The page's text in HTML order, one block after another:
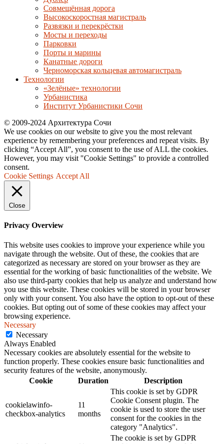
Совмещённая дорога
Высокоскоростная магистраль
Развязки и перекрёстки
Мосты и переходы
Парковки
Порты и марины
Канатные дороги
Черноморская кольцевая автомагистраль
Технологии
«Зелёные» технологии
Урбанистика
Институт Урбанистики Сочи
© 2009-2024 Архитектура Сочи
We use cookies on our website to give you the most relevant
experience by remembering your preferences and repeat visits. By
clicking “Accept All”, you consent to the use of ALL the cookies.
However, you may visit "Cookie Settings" to provide a controlled
consent.
Cookie Settings Accept All
Close
Privacy Overview
This website uses cookies to improve your experience while you
navigate through the website. Out of these, the cookies that are
categorized as necessary are stored on your browser as they are
essential for the working of basic functionalities of the website. We
also use third-party cookies that help us analyze and understand how
you use this website. These cookies will be stored in your browser
only with your consent. You also have the option to opt-out of these
cookies. But opting out of some of these cookies may affect your
browsing experience.
Necessary
Necessary
Always Enabled
Necessary cookies are absolutely essential for the website to
function properly. These cookies ensure basic functionalities and
security features of the website, anonymously.
Cookie
Duration Description
cookielawinfo-
checkbox-analytics
11
months
This cookie is set by GDPR
Cookie Consent plugin. The
cookie is used to store the user
consent for the cookies in the
category "Analytics".
The cookie is set by GDPR